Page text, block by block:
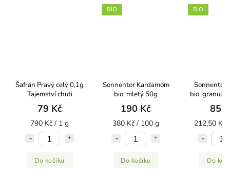
Šafrán Pravý celý 0,1g
Tajemství chuti
79 Kč
790 Kč / 1 g
Do košíku
BIO
Sonnentor Kardamom
bio, mletý 50g
190 Kč
380 Kč / 100 g
Do košíku
BIO
Sonnentor
bio,
85
212,50 Kč
Do